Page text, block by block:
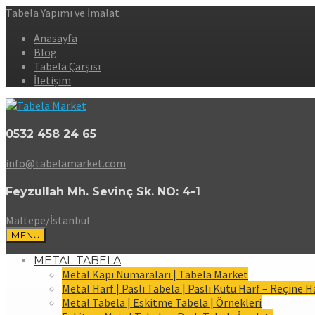
Tabela Yapımı ve İmalat
Anasayfa
Blog
Tabela Çarşısı
İletişim
0532 458 24 65
info@tabelamarket.com
Feyzullah Mh. Sevinç Sk. NO: 4-1
Maltepe/İstanbul
MENÜ
METAL TABELA
Metal Kapı Numaraları | Tabela Market
Metal Harf | Paslı Tabela | Paslı Kutu Harf – Reçine
Metal Tabela | Eskitme Tabela | Örnekleri